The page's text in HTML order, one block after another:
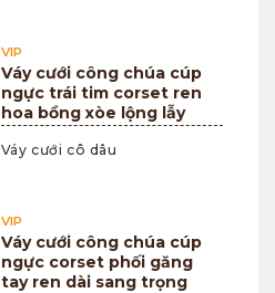
VIP
Váy cưới công chúa cúp
ngực trái tim corset ren
hoa bồng xòe lộng lẫy
Váy cưới cô dâu
VIP
Váy cưới công chúa cúp
ngực corset phối găng
tay ren dài sang trọng